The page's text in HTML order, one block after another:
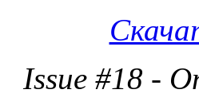
Issue #18 -